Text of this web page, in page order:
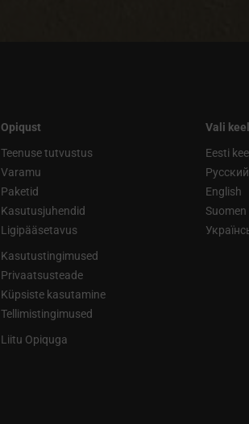
Opiqust
Teenuse tutvustus
Varamu
Paketid
Kasutusjuhendid
Ligipääsetavus
Kasutustingimused
Privaatsusteade
Küpsiste kasutamine
Tellimistingimused
Liitu Opiquga
Vali keel
Eesti keel
English
Suomen